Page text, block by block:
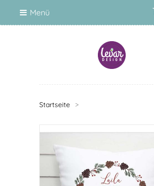
Menü
Startseite >